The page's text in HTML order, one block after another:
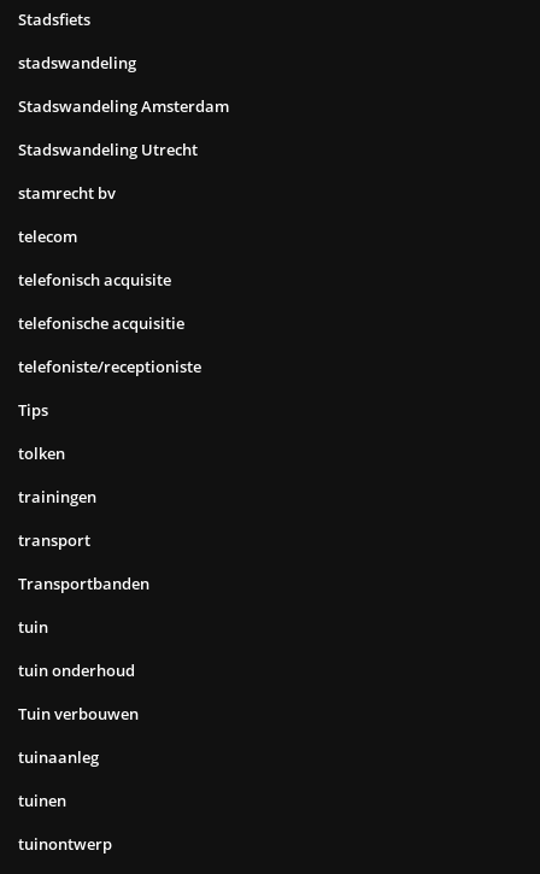
Stadsfiets
stadswandeling
Stadswandeling Amsterdam
Stadswandeling Utrecht
stamrecht bv
telecom
telefonisch acquisite
telefonische acquisitie
telefoniste/receptioniste
Tips
tolken
trainingen
transport
Transportbanden
tuin
tuin onderhoud
Tuin verbouwen
tuinaanleg
tuinen
tuinontwerp